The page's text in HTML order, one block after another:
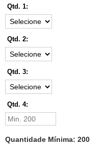
Qtd. 1:
Qtd. 2:
Qtd. 3:
Qtd. 4:
Quantidade Mínima: 200